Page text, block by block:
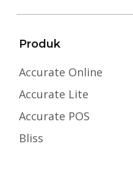
Produk
Accurate Online
Accurate Lite
Accurate POS
Bliss